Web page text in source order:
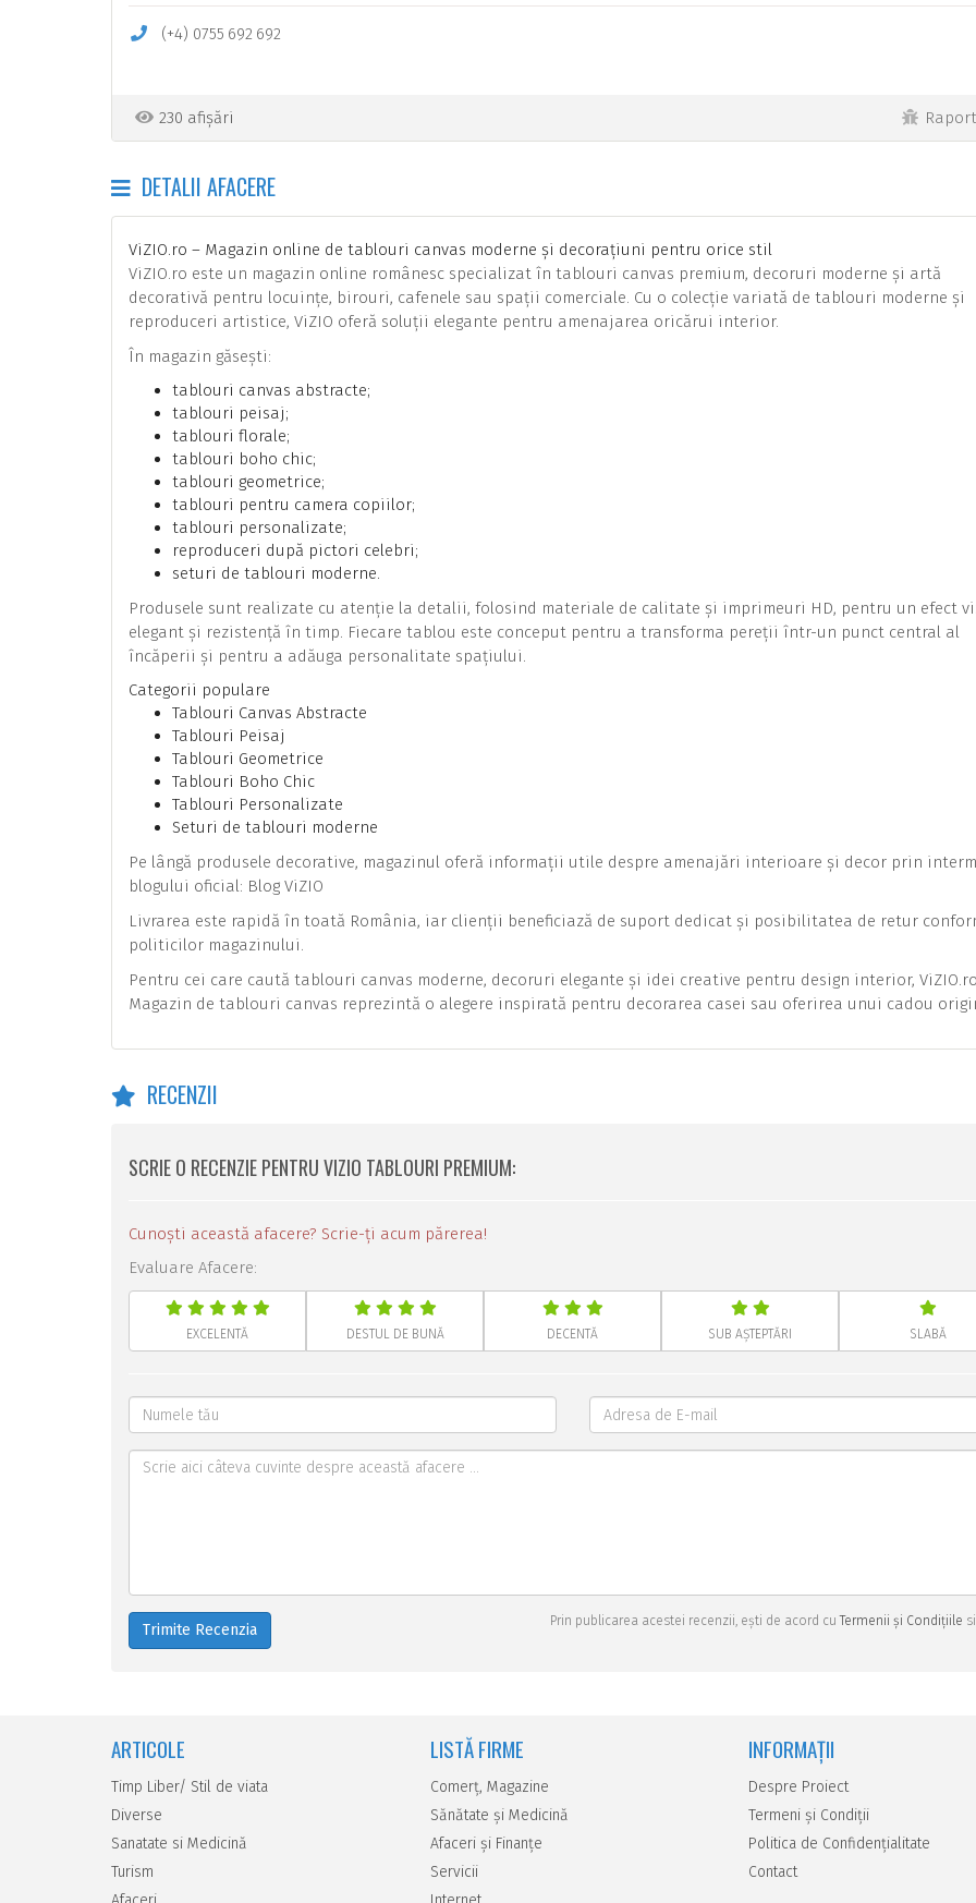
(+4) 0755 692 692
230 afișări
DETALII AFACERE
ViZIO.ro – Magazin online de tablouri canvas moderne și decorațiuni pentru orice stil
ViZIO.ro este un magazin online românesc specializat în tablouri canvas premium, decoruri moderne și artă
decorativă pentru locuințe, birouri, cafenele sau spații comerciale. Cu o colecție variată de tablouri moderne și
reproduceri artistice, ViZIO oferă soluții elegante pentru amenajarea oricărui interior.
În magazin găsești:
tablouri canvas abstracte;
tablouri peisaj;
tablouri florale;
tablouri boho chic;
tablouri geometrice;
tablouri pentru camera copiilor;
tablouri personalizate;
reproduceri după pictori celebri;
seturi de tablouri moderne.
Produsele sunt realizate cu atenție la detalii, folosind materiale de calitate și imprimeuri HD, pentru un efect
elegant și rezistență în timp. Fiecare tablou este conceput pentru a transforma pereții într-un punct central al
încăperii și pentru a adăuga personalitate spațiului.
Categorii populare
Tablouri Canvas Abstracte
Tablouri Peisaj
Tablouri Geometrice
Tablouri Boho Chic
Tablouri Personalizate
Seturi de tablouri moderne
Pe lângă produsele decorative, magazinul oferă informații utile despre amenajări interioare și decor prin
blogului oficial: Blog ViZIO
Livrarea este rapidă în toată România, iar clienții beneficiază de suport dedicat și posibilitatea de retur
politicilor magazinului.
Pentru cei care caută tablouri canvas moderne, decoruri elegante și idei creative pentru design interior,
Magazin de tablouri canvas reprezintă o alegere inspirată pentru decorarea casei sau oferirea unui cadou
RECENZII
SCRIE O RECENZIE PENTRU VIZIO TABLOURI PREMIUM:
Cunoști această afacere? Scrie-ți acum părerea!
Evaluare Afacere:
EXCELENTĂ DESTUL DE BUNĂ DECENTĂ SUB AȘTEPTĂRI SLABĂ
Trimite Recenzia Prin publicarea acestei recenzii, ești de acord cuTermenii și Condițiile
ARTICOLE
Timp Liber/ Stil de viata
Diverse
Sanatate si Medicină
Turism
LISTĂ FIRME
Comerţ, Magazine
Sănătate şi Medicină
Afaceri şi Finanţe
Servicii
INFORMAȚII
Despre Proiect
Termeni și Condiții
Politica de Confidențialitate
Contact